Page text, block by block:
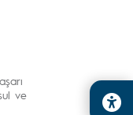
ve